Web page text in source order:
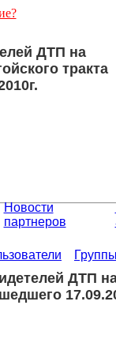
ДТП на
тракта
Новости
партнеров
ДТП